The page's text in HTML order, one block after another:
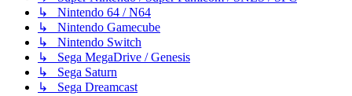
↳ Nintendo 64 / N64
↳ Nintendo Gamecube
↳ Nintendo Switch
↳ Sega MegaDrive / Genesis
↳ Sega Saturn
↳ Sega Dreamcast